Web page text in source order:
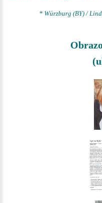
* Würzburg (BY) /